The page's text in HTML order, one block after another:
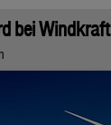
bei Windkraft